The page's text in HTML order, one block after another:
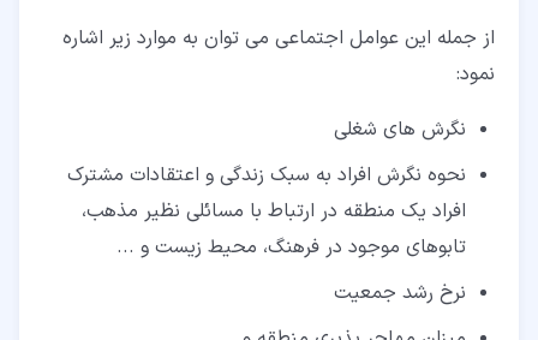
از جمله این عوامل اجتماعی می توان به موارد زیر اشاره
نمود:
نگرش های شغلی
نحوه نگرش افراد به سبک زندگی و اعتقادات مشترک
افراد یک منطقه در ارتباط با مسائلی نظیر مذهب،
تابوهای موجود در فرهنگ، محیط زیست و ...
نرخ رشد جمعیت